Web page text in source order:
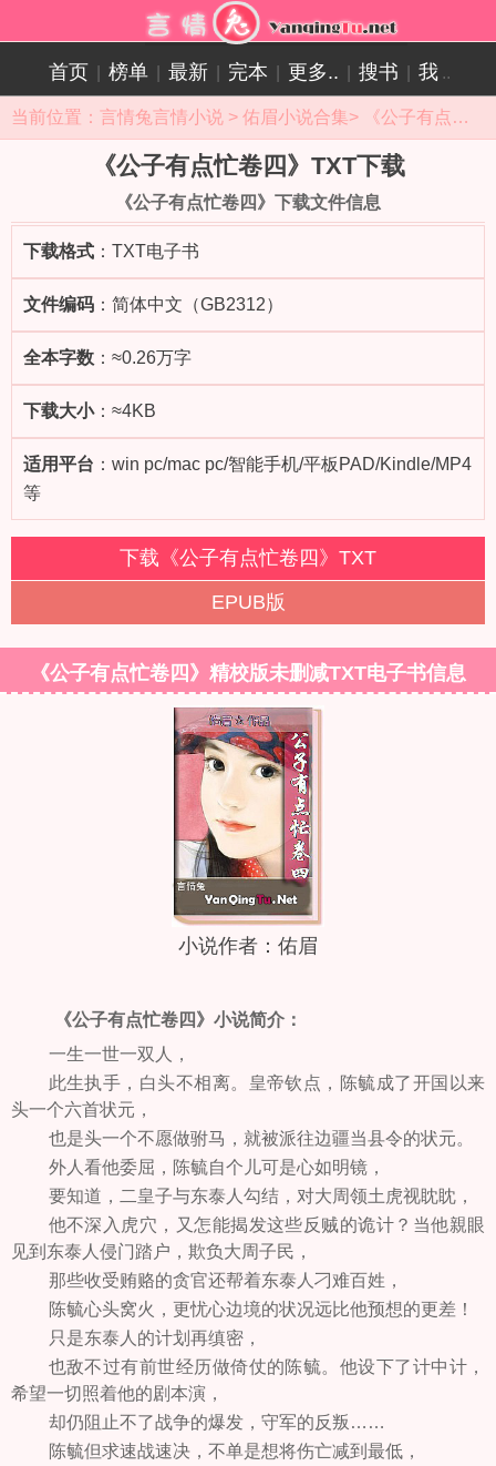
首页 榜单 最新 完本 更多.. 搜书 我 ..
当前位置： 言情兔言情小说 > 佑眉小说合集> 《公子有点忙卷四》小说目录
《公子有点忙卷四》TXT下载
《公子有点忙卷四》下载文件信息
下载格式 ：TXT电子书
文件编码 ：简体中文（GB2312）
全本字数 ：≈0.26万字
下载大小：≈4KB
适用平台 ：win pc/mac pc/智能手机/平板PAD/Kindle/MP4
等
下载《公子有点忙卷四》TXT
EPUB版
《公子有点忙卷四》精校版未删减TXT电子书信息
小说作者：佑眉
《公子有点忙卷四》小说简介：
一生一世一双人，
此生执手，白头不相离。皇帝钦点，陈毓成了开国以来
头一个六首状元，
也是头一个不愿做驸马，就被派往边疆当县令的状元。
外人看他委屈，陈毓自个儿可是心如明镜，
要知道，二皇子与东泰人勾结，对大周领土虎视眈眈，
他不深入虎穴，又怎能揭发这些反贼的诡计？当他親眼
见到东泰人侵门踏户，欺负大周子民，
那些收受贿赂的贪官还帮着东泰人刁难百姓，
陈毓心头窝火，更忧心边境的状况远比他预想的更差！
只是东泰人的计划再缜密，
也敌不过有前世经历做倚仗的陈毓。他设下了计中计，
希望一切照着他的剧本演，
却仍阻止不了战争的爆发，守军的反叛……
陈毓但求速战速决，不单是想将伤亡减到最低，